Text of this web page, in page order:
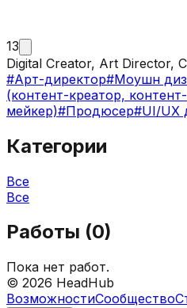
13
Digital Creator, Art Director,
#Арт-директор#Моушн
(контент-креатор, контент-
мейкер)#Продюсер#UI/UX
Категории
Все
Все
Работы (0)
Пока нет работ.
© 2026 HeadHub
ВозможностиСообщество